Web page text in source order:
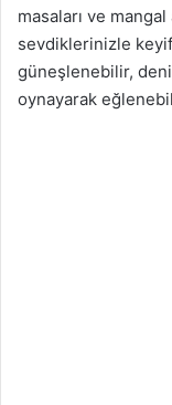
masaları ve
sevdiklerinizle
güneşlenebilir,
oynayarak